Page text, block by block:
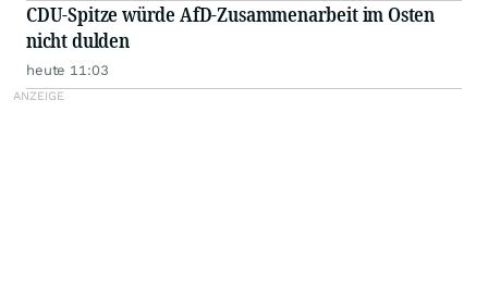
CDU-Spitze würde AfD-Zusammenarbeit im Osten
nicht dulden
heute 11:03